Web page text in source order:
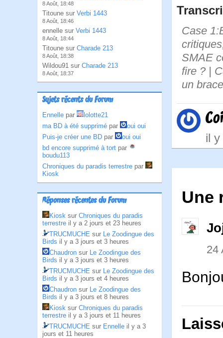
8 Août, 18:48
Titoune sur Verbi 1443
8 Août, 18:46
ennelle sur Verbi 1443
8 Août, 18:44
Titoune sur Charade 213
8 Août, 18:38
Wildou91 sur Charade 213
8 Août, 18:37
Sujets récents du Forum
Ennelle par
lolotte21
ma BD à été supprimé par
oui oui
Puis-je créer une BD par
oui oui
bd encore supprimé à tort par
boudu113
Chroniques du paradis terrestre par
Kiosk
Réponses récentes du Forum
Kiosk sur Chroniques du paradis
terrestre il y a 2 jours et 23 heures
TRUCMUCHE sur Le Zoodingue des
Birds il y a 3 jours et 3 heures
Chaudron sur Le Zoodingue des
Birds il y a 3 jours et 3 heures
TRUCMUCHE sur Le Zoodingue des
Birds il y a 3 jours et 4 heures
Chaudron sur Le Zoodingue des
Birds il y a 3 jours et 8 heures
Kiosk sur Chroniques du paradis
terrestre il y a 3 jours et 11 heures
TRUCMUCHE sur Ennelle il y a 3
jours et 11 heures
Case
SMAE
fire ? |
un
il
Une
24